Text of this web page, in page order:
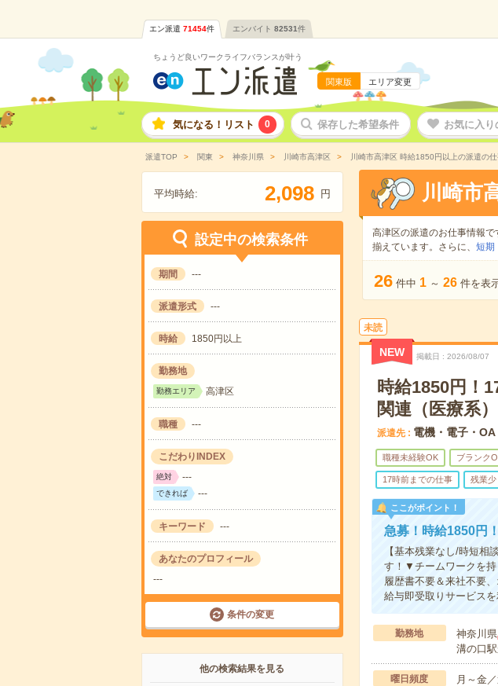
エン派遣 71454件 エンバイト 82531件
ちょうど良いワークライフバランスが叶う
関東版 エリア変更
気になる！リスト 0 保存した希望条件 お気に入り
派遣TOP 関東 神奈川県 川崎市高津区 川崎市高津区 時給1850円以上の派遣の
平均時給: 2,098 円
設定中の検索条件
期間 ---
派遣形式 ---
時給 1850円以上
勤務地
勤務エリア 高津区
職種 ---
こだわりINDEX
絶対 ---
できれば ---
キーワード ---
あなたのプロフィール
---
条件の変更
他の検索結果を見る
川崎市
高津区の派遣のお仕事情報で
揃えています。さらに、 短期
26 件中 1 ～ 26 件を表
未読
NEW 掲載日 2026/08/07
時給1850円！
関連（医療系）
派遣先 電機・電子・
職種未経験OK ブランク
17時前までの仕事 残業少
ここがポイント！
急募！時給1850円
【基本残業なし/時短
す！▼チームワークを持
履歴書不要＆来社不要
給与即受取りサービス
勤務地 神奈川県
溝の口
曜日頻度 月～金